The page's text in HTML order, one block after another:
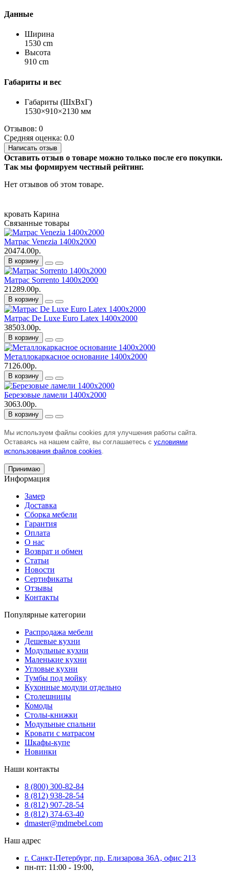
Данные
Ширина
1530 cm
Высота
910 cm
Габариты и вес
Габариты (ШхВхГ)
1530×910×2130 мм
Отзывов: 0
Средняя оценка: 0.0
Написать отзыв
Оставить отзыв о товаре можно только после его покупки.
Так мы формируем честный рейтинг.
Нет отзывов об этом товаре.
кровать Карина
Связанные товары
Матрас Venezia 1400х2000
20474.00р.
В корзину
Матрас Sorrento 1400х2000
21289.00р.
В корзину
Матрас De Luxe Euro Latex 1400х2000
38503.00р.
В корзину
Металлокаркасное основание 1400х2000
7126.00р.
В корзину
Березовые ламели 1400х2000
3063.00р.
В корзину
Мы используем файлы cookies для улучшения работы сайта.
Оставаясь на нашем сайте, вы соглашаетесь с условиями
использования файлов cookies.
Принимаю
Информация
Замер
Доставка
Сборка мебели
Гарантия
Оплата
О нас
Возврат и обмен
Статьи
Новости
Сертификаты
Отзывы
Контакты
Популярные категории
Распродажа мебели
Дешевые кухни
Модульные кухни
Маленькие кухни
Угловые кухни
Тумбы под мойку
Кухонные модули отдельно
Столешницы
Комоды
Столы-книжки
Модульные спальни
Кровати с матрасом
Шкафы-купе
Новинки
Наши контакты
8 (800) 300-82-84
8 (812) 938-28-54
8 (812) 907-28-54
8 (812) 374-63-40
dmaster@mdmebel.com
Наш адрес
г. Санкт-Петербург, пр. Елизарова 36А, офис 213
пн-пт: 11:00 - 19:00,